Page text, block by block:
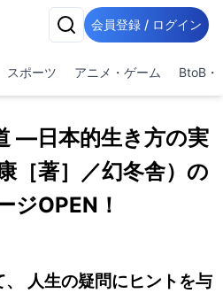
会員登録 / ログイン
スポーツ アニメ・ゲーム BtoB・
—日本的生き方の実
［著］／幻冬舎）の
ジOPEN！
人生の疑問にヒントを与